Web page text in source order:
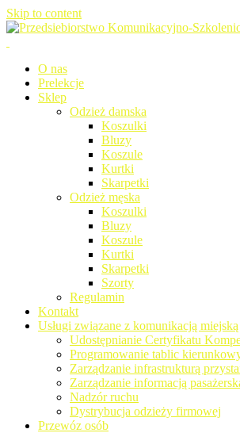
Skip to content
Przedsiebiorstwo
Komunikacyjno-
Żywcu
O nas
Prelekcje
Sklep
Odzież damska
Koszulki
Bluzy
Koszule
Kurtki
Skarpetki
Odzież męska
Koszulki
Bluzy
Koszule
Kurtki
Skarpetki
Szorty
Regulamin
Kontakt
Usługi związane z komunikacją miejską
Udostępnianie Certyfikatu
Programowanie tablic
Zarządzanie infrastrukturą
Zarządzanie informacją
Nadzór ruchu
Dystrybucja odzieży firmowej
Przewóz osób